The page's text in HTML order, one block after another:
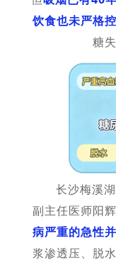
饮食也未严格
糖
长沙梅溪
副主任医师阳
病严重的急性
浆渗透压、脱